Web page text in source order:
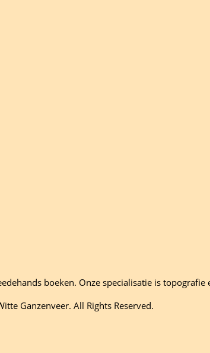
boeken. Onze specialisatie is
Ganzenveer. All Rights Reserved.